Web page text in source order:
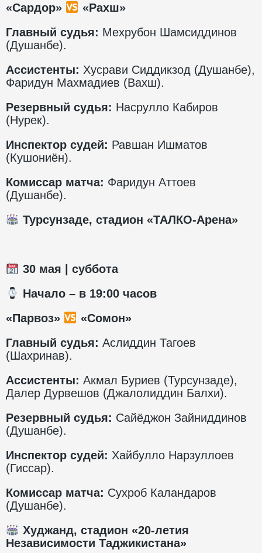
«Сардор»
«Рахш»
Главный судья: Мехрубон Шамсиддинов
(Душанбе).
Ассистенты: Хусрави Сиддикзод (Душанбе),
Фаридун Махмадиев (Вахш).
Резервный судья: Насрулло Кабиров
(Нурек).
Инспектор судей: Равшан Ишматов
(Кушониён).
Комиссар матча: Фаридун Аттоев
(Душанбе).
Турсунзаде, стадион «ТАЛКО-Арена»
30 мая | суббота
️ Начало – в 19:00 часов
«Парвоз»
«Сомон»
Главный судья: Аслиддин Тагоев
(Шахринав).
Ассистенты: Акмал Буриев (Турсунзаде),
Далер Дурвешов (Джалолиддин Балхи).
Резервный судья: Сайёджон Зайниддинов
(Душанбе).
Инспектор судей: Хайбулло Нарзуллоев
(Гиссар).
Комиссар матча: Сухроб Каландаров
(Душанбе).
Худжанд, стадион «20-летия
Независимости Таджикистана»